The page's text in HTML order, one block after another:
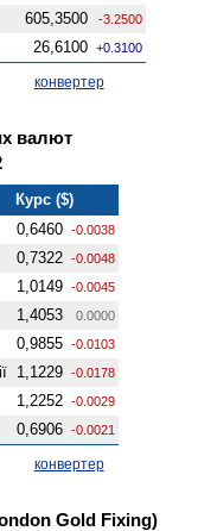
605,3500 -3.2500
26,6100 +0.3100
конвертер
валют
Курс ($)
0,6460 -0.0038
0,7322 -0.0048
1,0149 -0.0045
1,4053 0.0000
0,9855 -0.0103
1,1229 -0.0178
1,2252 -0.0029
0,6906 -0.0021
конвертер
Gold Fixing)